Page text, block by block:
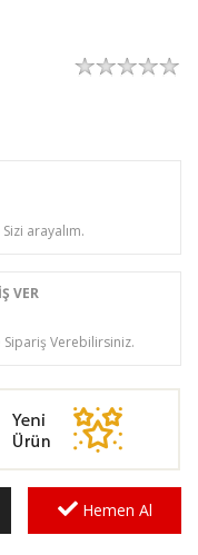
arayalım.
VER
Verebilirsiniz.
Hemen Al